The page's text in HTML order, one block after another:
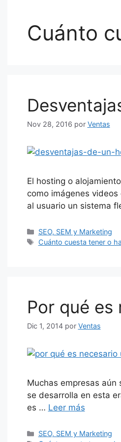
Cuánto
Nov 28, 2016 por Ventas
El hosting o
como imágenes
al usuario un sistema
Categorías
SEO, SEM y Marketing
Etiquetas
Cuánto cuesta tener o
Por qué
Dic 1, 2014 por Ventas
Muchas empresas
se desarrolla en esta
es … Leer más
Categorías
SEO, SEM y Marketing